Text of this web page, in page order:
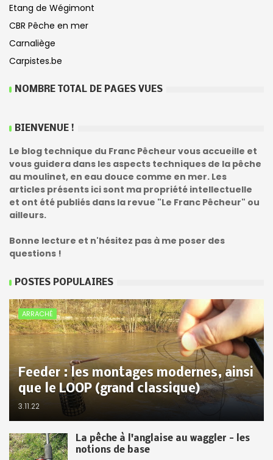
Etang de Wégimont
CBR Pêche en mer
Carnaliège
Carpistes.be
NOMBRE TOTAL DE PAGES VUES
BIENVENUE !
Le blog technique du Franc Pêcheur vous accueille et
vous guidera dans les aspects techniques de la pêche
au moulinet, en eau douce comme en mer. Les
articles présents ici sont ma propriété intellectuelle
et ont été publiés dans la revue "Le Franc Pêcheur" ou
ailleurs.
Bonne lecture et n'hésitez pas à me poser des
questions !
POSTES POPULAIRES
ARRACHÉ
Feeder : les montages modernes, ainsi
que le LOOP (grand classique)
3.11.22
La pêche à l'anglaise au waggler - les
notions de base